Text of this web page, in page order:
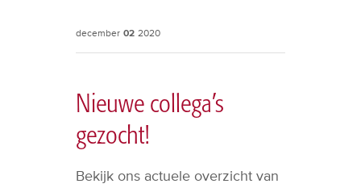
december 02 2020
Nieuwe collega’s
gezocht!
Bekijk ons actuele overzicht van